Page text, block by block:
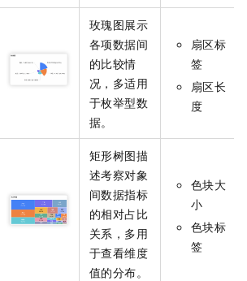
玫瑰图展示
各项数据间
的比较情
况，多适用
于枚举型数
据。
扇区标
签
扇区长
度
矩形树图描
述考察对象
间数据指标
的相对占比
关系，多用
于查看维度
值的分布。
色块大
小
色块标
签